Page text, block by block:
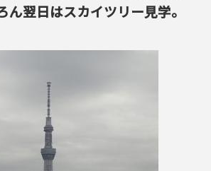
ん翌日はスカイツリー見学。